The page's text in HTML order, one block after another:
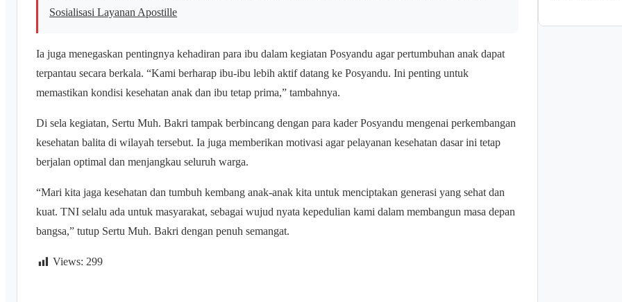
Sosialisasi Layanan Apostille
Ia juga menegaskan pentingnya kehadiran para ibu dalam kegiatan Posyandu agar pertumbuhan anak dapat
terpantau secara berkala. “Kami berharap ibu-ibu lebih aktif datang ke Posyandu. Ini penting untuk
memastikan kondisi kesehatan anak dan ibu tetap prima,” tambahnya.
Di sela kegiatan, Sertu Muh. Bakri tampak berbincang dengan para kader Posyandu mengenai perkembangan
kesehatan balita di wilayah tersebut. Ia juga memberikan motivasi agar pelayanan kesehatan dasar ini tetap
berjalan optimal dan menjangkau seluruh warga.
“Mari kita jaga kesehatan dan tumbuh kembang anak-anak kita untuk menciptakan generasi yang sehat dan
kuat. TNI selalu ada untuk masyarakat, sebagai wujud nyata kepedulian kami dalam membangun masa depan
bangsa,” tutup Sertu Muh. Bakri dengan penuh semangat.
Views: 299